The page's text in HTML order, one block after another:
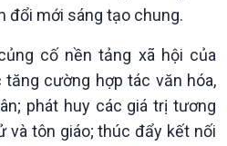
đổi mới sáng tạo chung.
cố nền tảng xã hội của
cường hợp tác văn hóa,
phát huy các giá trị tương
và tôn giáo; thúc đẩy kết nối